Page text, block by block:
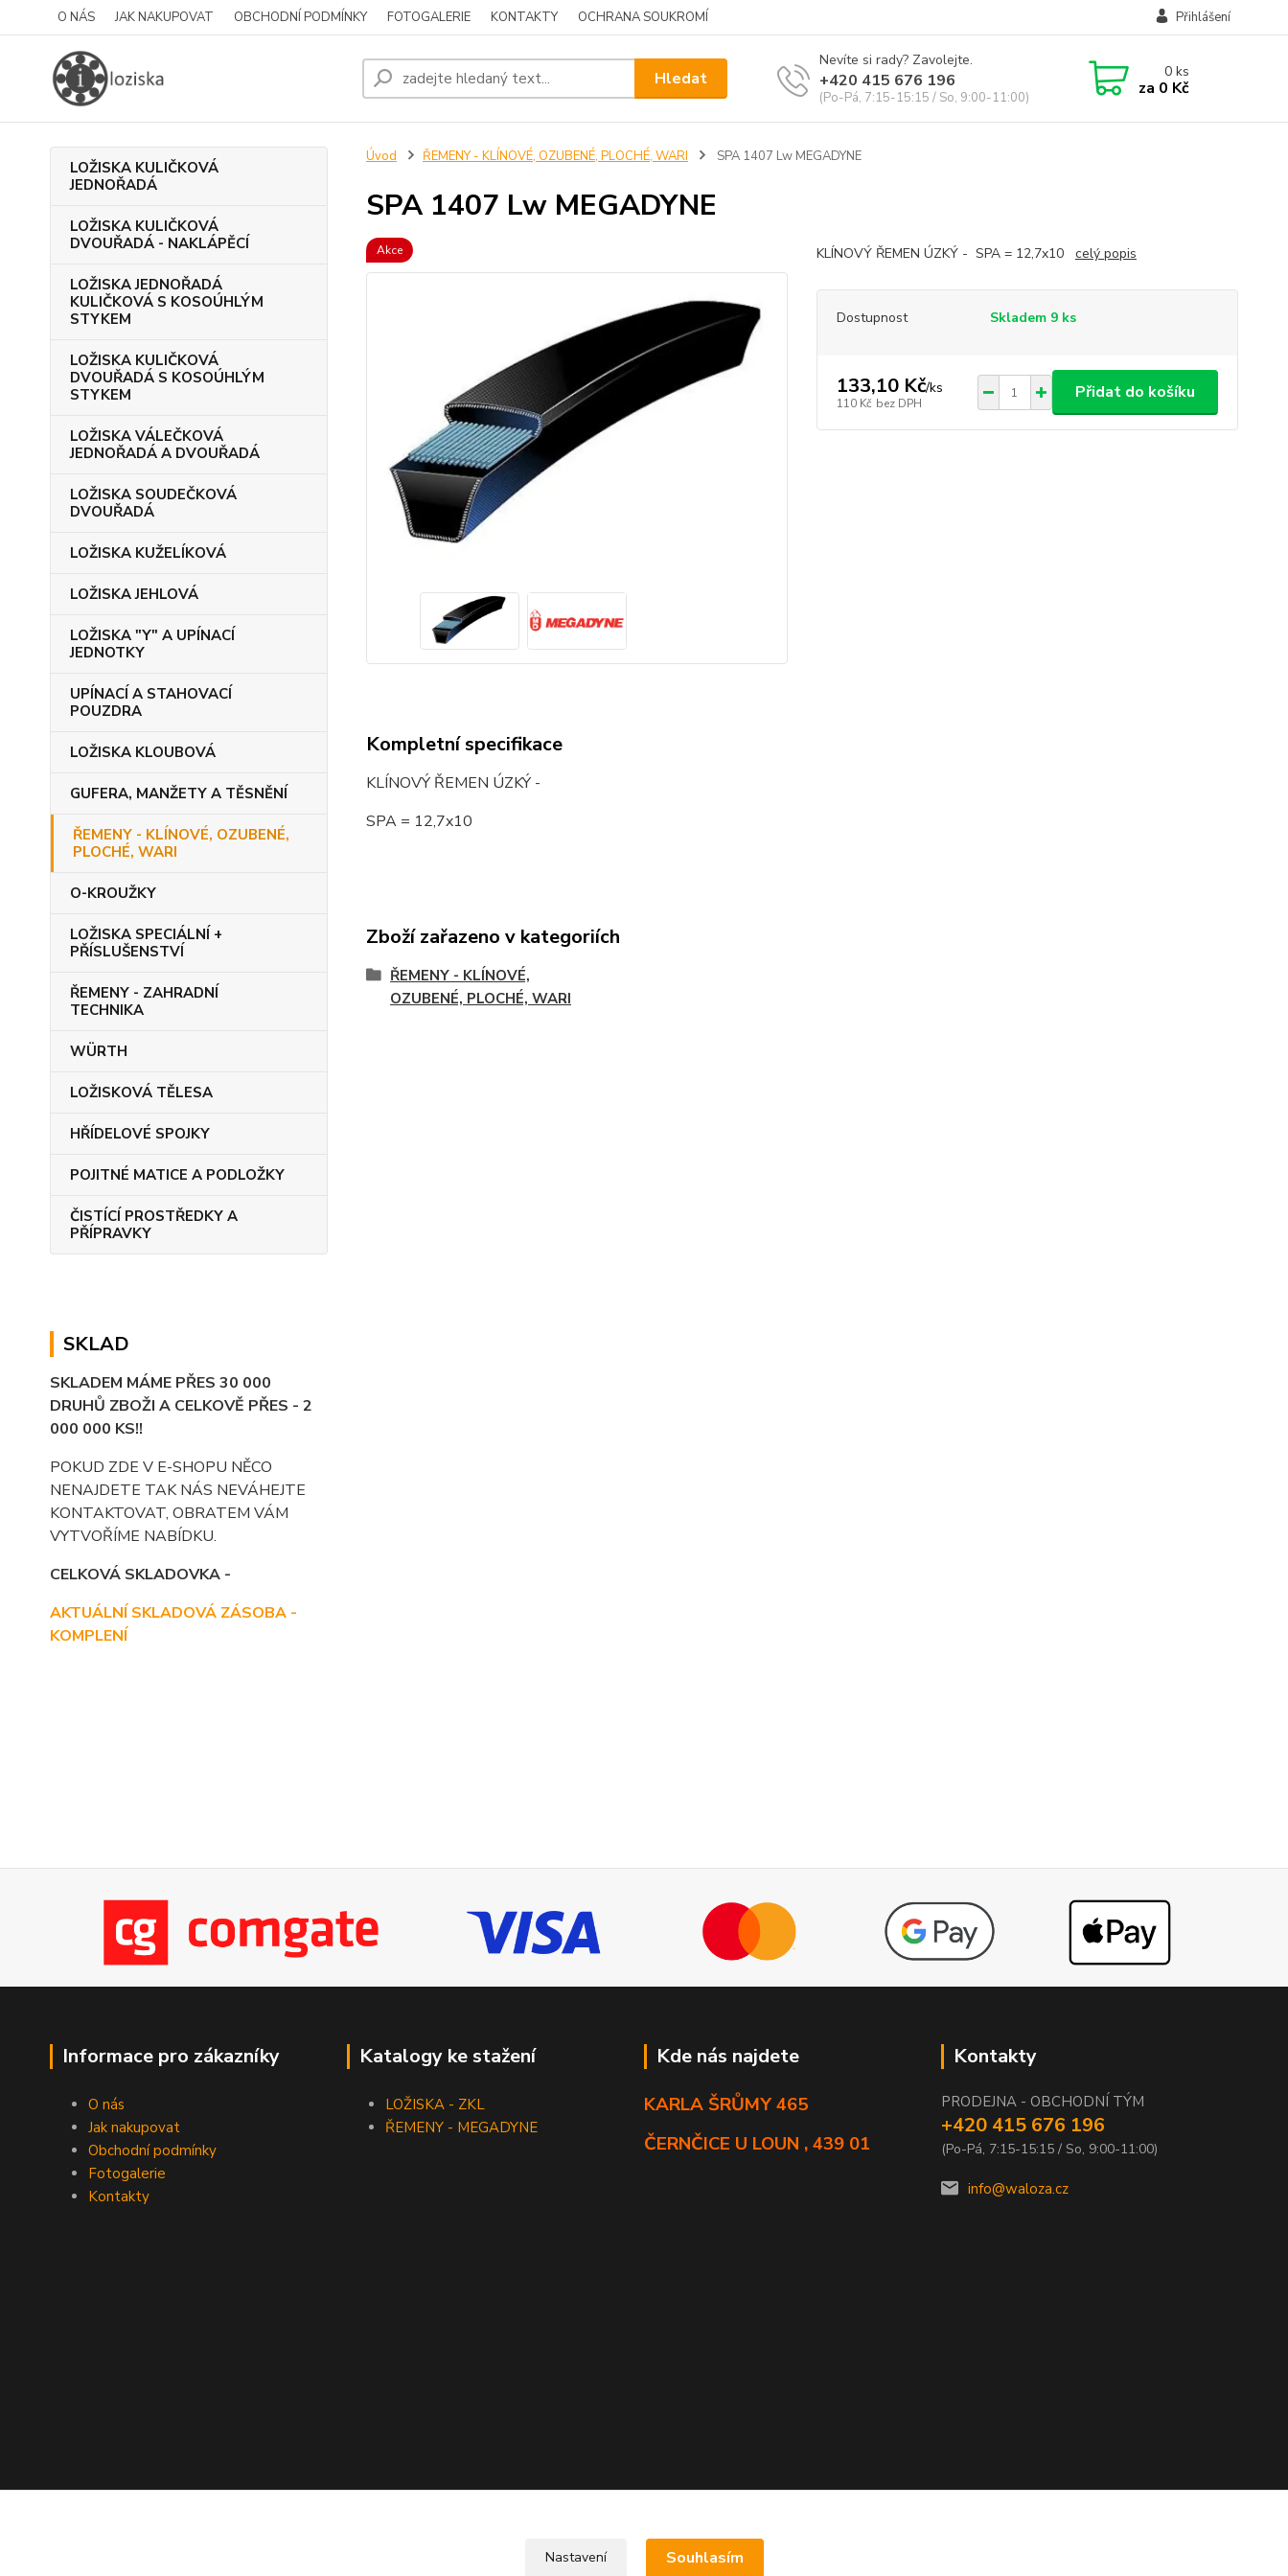
O NÁS JAK NAKUPOVAT OBCHODNÍ PODMÍNKY FOTOGALERIE KONTAKTY OCHRANA SOUKROMÍ Přihlášení
Hledat
Nevíte si rady? Zavolejte.
+420 415 676 196
(Po-Pá, 7:15-15:15 / So, 9:00-11:00)
0ks
za 0 Kč
LOŽISKA KULIČKOVÁ
JEDNOŘADÁ
LOŽISKA KULIČKOVÁ
DVOUŘADÁ - NAKLÁPĚCÍ
LOŽISKA JEDNOŘADÁ
KULIČKOVÁ S KOSOÚHLÝM
STYKEM
LOŽISKA KULIČKOVÁ
DVOUŘADÁ S KOSOÚHLÝM
STYKEM
LOŽISKA VÁLEČKOVÁ
JEDNOŘADÁ A DVOUŘADÁ
LOŽISKA SOUDEČKOVÁ
DVOUŘADÁ
LOŽISKA KUŽELÍKOVÁ
LOŽISKA JEHLOVÁ
LOŽISKA "Y" A UPÍNACÍ
JEDNOTKY
UPÍNACÍ A STAHOVACÍ
POUZDRA
LOŽISKA KLOUBOVÁ
GUFERA, MANŽETY A TĚSNĚNÍ
ŘEMENY - KLÍNOVÉ, OZUBENÉ,
PLOCHÉ, WARI
O-KROUŽKY
LOŽISKA SPECIÁLNÍ +
PŘÍSLUŠENSTVÍ
ŘEMENY - ZAHRADNÍ
TECHNIKA
WÜRTH
LOŽISKOVÁ TĚLESA
HŘÍDELOVÉ SPOJKY
POJITNÉ MATICE A PODLOŽKY
ČISTÍCÍ PROSTŘEDKY A
PŘÍPRAVKY
SKLAD
SKLADEM MÁME PŘES 30 000
DRUHŮ ZBOŽI A CELKOVĚ PŘES - 2
000 000 KS!!
POKUD ZDE V E-SHOPU NĚCO
NENAJDETE TAK NÁS NEVÁHEJTE
KONTAKTOVAT, OBRATEM VÁM
VYTVOŘÍME NABÍDKU.
CELKOVÁ SKLADOVKA -
AKTUÁLNÍ SKLADOVÁ ZÁSOBA -
KOMPLENÍ
Úvod ŘEMENY - KLÍNOVÉ, OZUBENÉ, PLOCHÉ, WARI SPA 1407 Lw MEGADYNE
SPA 1407 Lw MEGADYNE
Akce KLÍNOVÝ ŘEMEN ÚZKÝ - SPA = 12,7x10 celý popis
Dostupnost Skladem 9 ks
133,10 Kč/ks
110 Kč bez DPH
Přidat do košíku
Kompletní specifikace
KLÍNOVÝ ŘEMEN ÚZKÝ -
SPA = 12,7x10
Zboží zařazeno v kategoriích
ŘEMENY - KLÍNOVÉ,
OZUBENÉ, PLOCHÉ, WARI
Informace pro zákazníky
O nás
Jak nakupovat
Obchodní podmínky
Fotogalerie
Kontakty
Katalogy ke stažení
LOŽISKA - ZKL
ŘEMENY - MEGADYNE
Kde nás najdete
KARLA ŠRŮMY 465
ČERNČICE U LOUN , 439 01
Kontakty
PRODEJNA - OBCHODNÍ TÝM
+420 415 676 196
(Po-Pá, 7:15-15:15 / So, 9:00-11:00)
info@waloza.cz
Nastavení Souhlasím